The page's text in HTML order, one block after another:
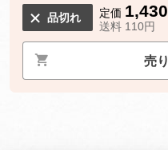
品切れ 定価 1,430
送料 110円
売